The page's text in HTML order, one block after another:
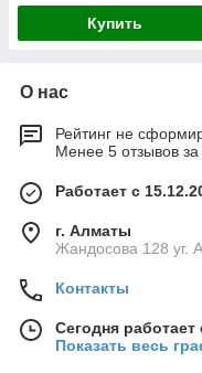
Купить
О нас
Рейтинг не
Менее 5 отзывов
Работает с
г. Алматы
Жандосова 128 уг.
Контакты
Сегодня работает
Показать весь